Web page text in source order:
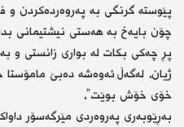
پێوستە گرنگی بە پەروەردەكردن و
چۆن بایەخ بە هەستی نیشتیمانی
پڕ چەكی بكات لە بواری زانستی و
ژیان، لەگەڵ ئەوەشە دەبێ
خۆی خۆش بوێت”،
بەڕێوبەری پەروەردی مێرگەسۆر